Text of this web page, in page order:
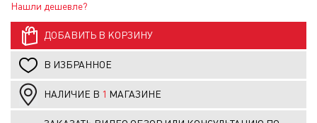
Нашли дешевле?
ДОБАВИТЬ В КОРЗИНУ
В ИЗБРАННОЕ
НАЛИЧИЕ В 1 МАГАЗИНЕ